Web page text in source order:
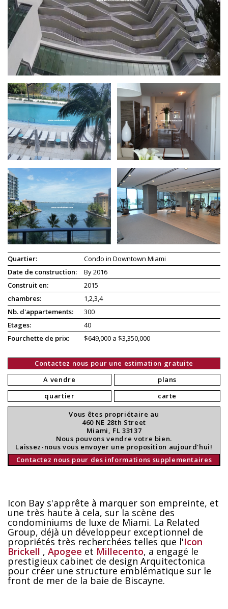
Quartier:
Condo in Downtown Miami
Date de construction:
By 2016
Construit en:
2015
chambres:
1,2,3,4
Nb. d'appartements:
300
Etages:
40
Fourchette de prix:
$649,000 a $3,350,000
Contactez nous pour une estimation gratuite
A vendre
quartier
plans
carte
Vous êtes propriétaire au
460 NE 28th Street
Miami, FL 33137
Nous pouvons vendre votre bien.
Laissez-nous vous envoyer une proposition aujourd'hui!
Contactez nous pour des informations supplementaires
Icon Bay s'apprête à marquer son empreinte, et
une très haute à cela, sur la scène des
condominiums de luxe de Miami. La Related
Group, déjà un développeur exceptionnel de
propriétés très recherchées telles que l'Icon
Brickell , Apogee et Millecento, a engagé le
prestigieux cabinet de design Arquitectonica
pour créer une structure emblématique sur le
front de mer de la baie de Biscayne.